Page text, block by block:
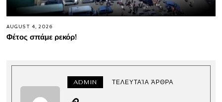
AUGUST 4, 2026
Φέτος σπάμε ρεκόρ!
ADMIN ΤΕΛΕΥΤΑΊΑ ΆΡΘΡΑ